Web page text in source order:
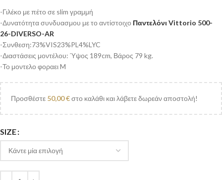
-Γιλέκο με πέτο σε slim γραμμή
-Δυνατότητα συνδυασμου με το αντίστοιχο Παντελόνι Vittorio 500-
26-DIVERSO-AR
-Συνθεση:73%VIS23%PL4%LYC
-Διαστάσεις μοντέλου: Ύψος 189cm, Βάρος 79 kg.
-Το μοντελο φοραει M
Προσθέστε 50,00€στο καλάθι και λάβετε δωρεάν αποστολή!
SIZE